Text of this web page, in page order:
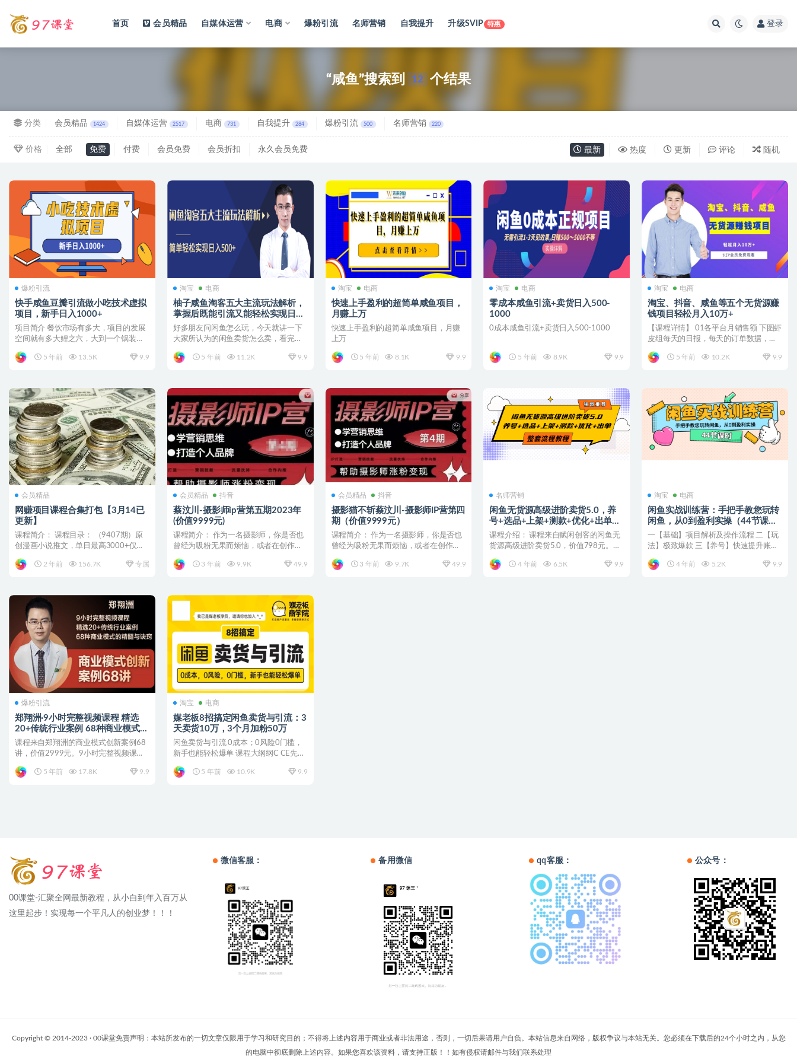
首页 会员精品 自媒体运营 电商 爆粉引流 名师营销 自我提升 升级SVIP 特惠 登录
“咸鱼”搜索到 12 个结果
分类 会员精品 1424 自媒体运营 2517 电商 731 自我提升 284 爆粉引流 500 名师营销 220
价格 全部 免费 付费 会员免费 会员折扣 永久会员免费 最新 热度 更新 评论 随机
爆粉引流
快手咸鱼豆瓣引流做小吃技术虚拟
项目，新手日入1000+
项目简介 餐饮市场有多大，项目的发展
空间就有多大鲤之六，大到一个锅装不
5 年前
13.5K 9.9
淘宝 电商
柚子咸鱼淘客五大主流玩法解析，
掌握后既能引流又能轻松实现日入
500
好多朋友问闲鱼怎么玩，今天就讲一下
大家所认为的闲鱼卖货怎么卖，看完这
5 年前
11.2K 9.9
淘宝 电商
快速上手盈利的超简单咸鱼项目，
月赚上万
快速上手盈利的超简单咸鱼项目，月赚
上万
5 年前 8.1K 9.9
淘宝 电商
零成本咸鱼引流+卖货日入500-
1000
0成本咸鱼引流+卖货日入500-1000
5 年前 8.9K 9.9
淘宝 电商
淘宝、抖音、咸鱼等​​五个无‌货源赚
钱项‌‌目​轻松月入‌10万+
【课程详情】 01各平台月销售额 下图虾
皮组每天的日报，每天的订单数据，销
5 年前
10.2K 9.9
会员精品
网赚项目课程合集打包【3月14已
更新】
课程简介： 课程目录： （9407期）原
创漫画小说推文，单日最高3000+仅需
2 年前
156.7K 专属
会员精品 抖音
蔡汶川-摄影师ip营第五期2023年
(价值9999元)
课程简介： 作为一名摄影师，你是否也
曾经为吸粉无果而烦恼，或者在创作上
3 年前
9.9K 49.9
会员精品 抖音
摄影猫不斩蔡汶川-摄影师IP营第四
期（价值9999元）
课程简介： 作为一名摄影师，你是否也
曾经为吸粉无果而烦恼，或者在创作上
3 年前
9.7K 49.9
名师营销
闲鱼无货源高级进阶卖货5.0，养
号+选品+上架+测款+优化+出单整
套流程教程
课程介绍： 课程来自赋闲创客的闲鱼无
货源高级进阶卖货5.0，价值798元。闲
4 年前
6.5K 9.9
淘宝 电商
闲鱼实战训练营：手把手教您玩转
闲鱼，从0到盈利实操（44节课
时）
一【基础】项目解析及操作流程 二【玩
法】极致爆款 三【养号】快速提升账号
4 年前
5.2K 9.9
爆粉引流
郑翔洲·9小时完整视频课程 精选
20+传统行业案例 68种商业模式的
精髓与诀窍
课程来自郑翔洲的商业模式创新案例68
讲，价值2999元。9小时完整视频课
5 年前
17.8K 9.9
淘宝 电商
媒老板8招搞定闲鱼卖货与引流：3
天卖货10万，3个月加粉50万
闲鱼卖货与引流 0成本；0风险0门槛，
新手也能轻松爆单 课程大纲纲C CE先导
5 年前
10.9K 9.9
00课堂-汇聚全网最新教程，从小白到年入百万从
这里起步！实现每一个平凡人的创业梦！！！
微信客服： 备用微信 qq客服： 公众号：
Copyright © 2014-2023 · 00课堂免责声明：本站所发布的一切文章仅限用于学习和研究目的；不得将上述内容用于商业或者非法用途，否则，一切后果请用户自负。本站信息来自网络，版权争议与本站无关。您必须在下载后的24个小时之内，从您
的电脑中彻底删除上述内容。如果您喜欢该资料，请支持正版！！如有侵权请邮件与我们联系处理